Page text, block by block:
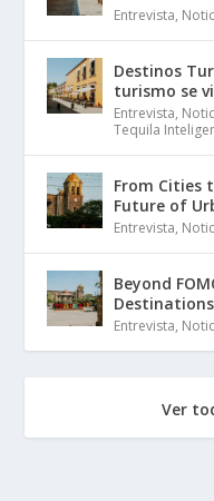
Entrevista,
Destinos
turismo se
Entrevista,
Tequila
From Cities
Future of
Entrevista,
Beyond
Destinations
Entrevista,
Ver